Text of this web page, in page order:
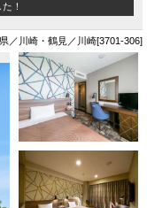
！
／川崎・鶴見／川崎[3701-306]